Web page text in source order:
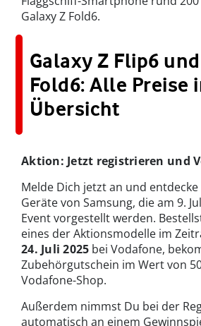
Galaxy Z Fold6.
Galaxy Z Flip6
Fold6: Alle Preise
Übersicht
Aktion: Jetzt registrieren und
Melde Dich jetzt an und
Geräte von Samsung, die am 9.
Event vorgestellt werden.
eines der Aktionsmodelle im
24. Juli 2025 bei Vodafone,
Zubehörgutschein im Wert von
Vodafone-Shop.
Außerdem nimmst Du bei der
automatisch an einem